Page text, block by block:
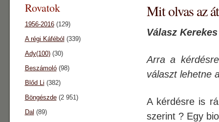
Mit olvas az
Válasz
Arra a
választ lehetne
A kérdésre is
szerint ? Egy
Rovatok
1956-2016(129)
A régi Káféból (339)
Ady(100)(30)
Beszámoló(98)
Blőd Li (382)
Böngészde(2 951)
Dal (89)